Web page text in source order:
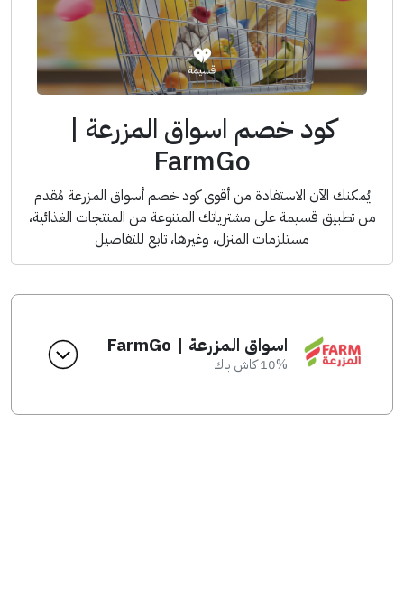
كود خصم اسواق المزرعة |
FarmGo
يُمكنك الآن الاستفادة من أقوى كود خصم أسواق المزرعة مُقدم
من تطبيق قسيمة على مشترياتك المتنوعة من المنتجات الغذائية،
مستلزمات المنزل، وغيرها، تابع للتفاصيل
اسواق المزرعة | FarmGo
10% كاش باك